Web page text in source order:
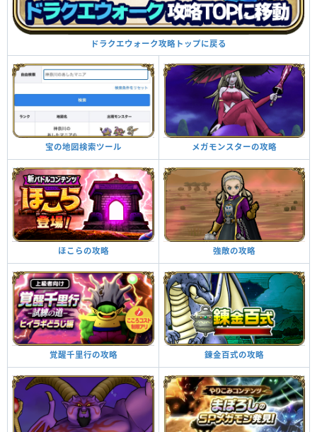
ドラクエウォーク攻略トップに戻る
宝の地図検索ツール メガモンスターの攻略
ほこらの攻略 強敵の攻略
覚醒千里行の攻略 錬金百式の攻略